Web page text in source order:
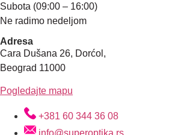
Subota (09:00 – 16:00)
Ne radimo nedeljom
Adresa
Cara Dušana 26, Dorćol,
Beograd 11000
Pogledajte mapu
+381 60 344 36 08
info@superoptika.rs